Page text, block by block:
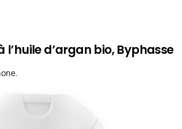
l’huile d’argan bio, Byphasse